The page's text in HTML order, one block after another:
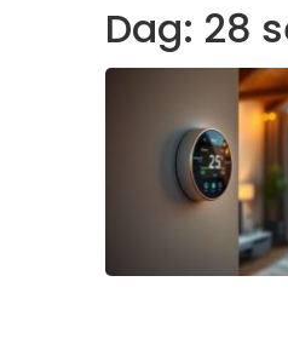
Dag: 28